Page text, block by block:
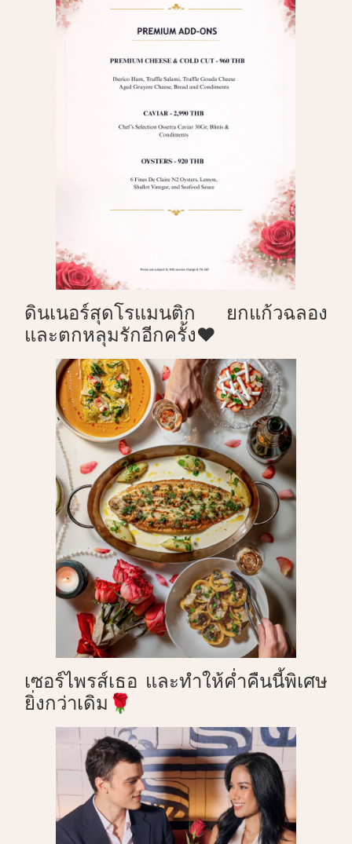
ดินเนอร์สุดโรแมนติก ยกแก้วฉลอง
และตกหลุมรักอีกครั้ง❤️
เซอร์ไพรส์เธอ และทำให้ค่ำคืนนี้พิเศษ
ยิ่งกว่าเดิม🌹